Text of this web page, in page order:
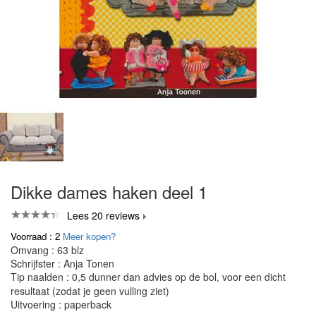
Dikke dames haken deel 1
Lees 20 reviews
Voorraad : 2 Meer kopen?
Omvang : 63 blz
Schrijfster : Anja Tonen
Tip naalden : 0,5 dunner dan advies op de bol, voor een dicht
resultaat (zodat je geen vulling ziet)
Uitvoering : paperback